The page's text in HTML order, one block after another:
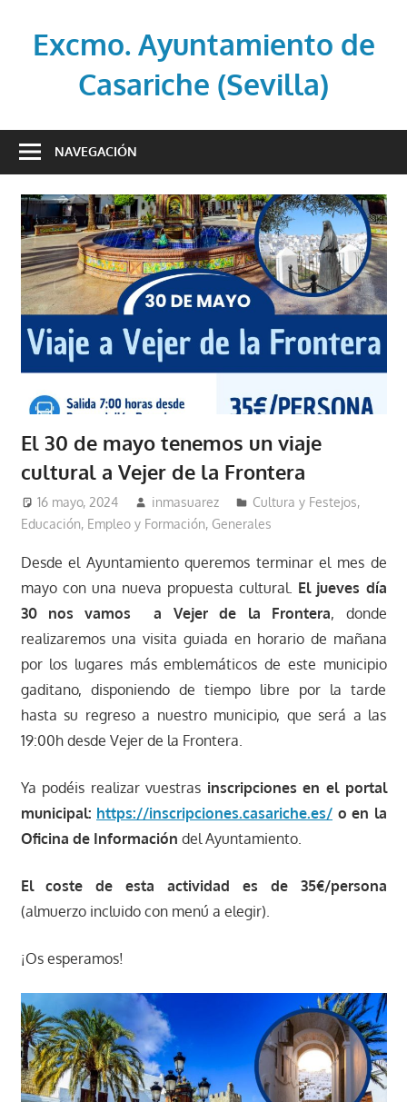
contenidoExcmo. Ayuntamiento de
Casariche (Sevilla)
oficial
Ayuntamiento
de
Casariche
(Sevilla)
NAVEGACIÓN
El 30 de mayo tenemos un viaje
cultural a Vejer de la Frontera
16 mayo, 2024 inmasuarez Cultura y Festejos,
Educación, Empleo y Formación, Generales
Desde el Ayuntamiento queremos terminar el mes de
mayo con una nueva propuesta cultural. El jueves día
30 nos vamos a Vejer de la Frontera, donde
realizaremos una visita guiada en horario de mañana
por los lugares más emblemáticos de este municipio
gaditano, disponiendo de tiempo libre por la tarde
hasta su regreso a nuestro municipio, que será a las
19:00h desde Vejer de la Frontera.
Ya podéis realizar vuestras inscripciones en el portal
municipal: https://inscripciones.casariche.es/ o en la
Oficina de Información del Ayuntamiento.
El coste de esta actividad es de 35€/persona
(almuerzo incluido con menú a elegir).
¡Os esperamos!